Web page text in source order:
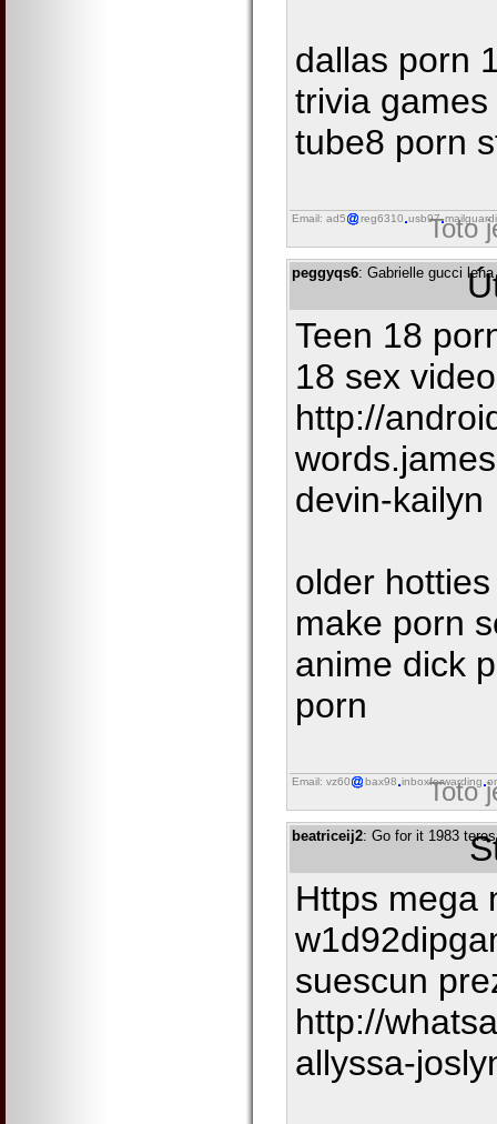
dallas porn
trivia
tube8 porn
Email: ad5 reg6310 usb97Toto
peggyqs6: Gabrielle gucci
Teen 18
18 sex
http://
devin-kailyn
older
make porn
anime dick
porn
Email: vz60 bax98 inboxforwarding
Toto
beatriceij2: Go for it 1983
Https mega
suescun
http://
allyssa-